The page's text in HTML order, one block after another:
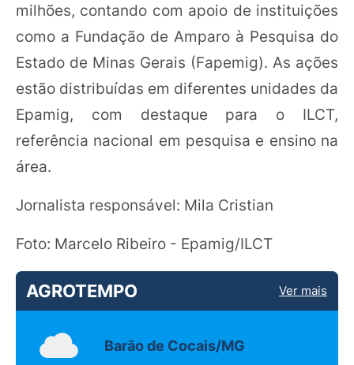
milhões, contando com apoio de instituições
como a Fundação de Amparo à Pesquisa do
Estado de Minas Gerais (Fapemig). As ações
estão distribuídas em diferentes unidades da
Epamig, com destaque para o ILCT,
referência nacional em pesquisa e ensino na
área.
Jornalista responsável: Mila Cristian
Foto: Marcelo Ribeiro - Epamig/ILCT
AGROTEMPO Ver mais
Barão de Cocais/MG